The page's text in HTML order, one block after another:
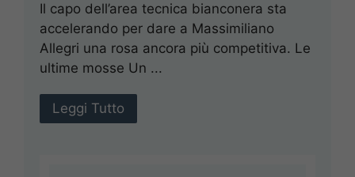
Il capo dell’area tecnica bianconera sta
accelerando per dare a Massimiliano
Allegri una rosa ancora più competitiva. Le
ultime mosse Un ...
Leggi Tutto